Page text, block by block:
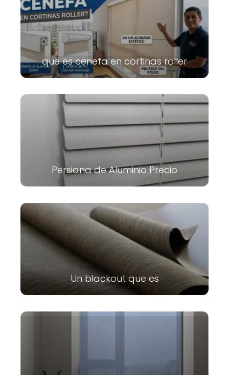
que es cenefa en cortinas roller
Persiana de Aluminio Precio
Un blackout que es